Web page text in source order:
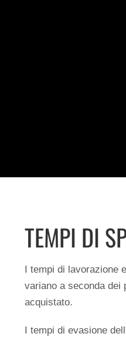
TEMPI DI
I tempi di lavorazione
variano a seconda dei
acquistato.
I tempi di evasione